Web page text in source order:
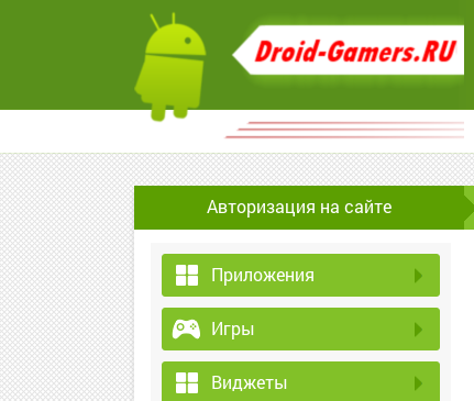
Авторизация на сайте
Приложения
Игры
Виджеты